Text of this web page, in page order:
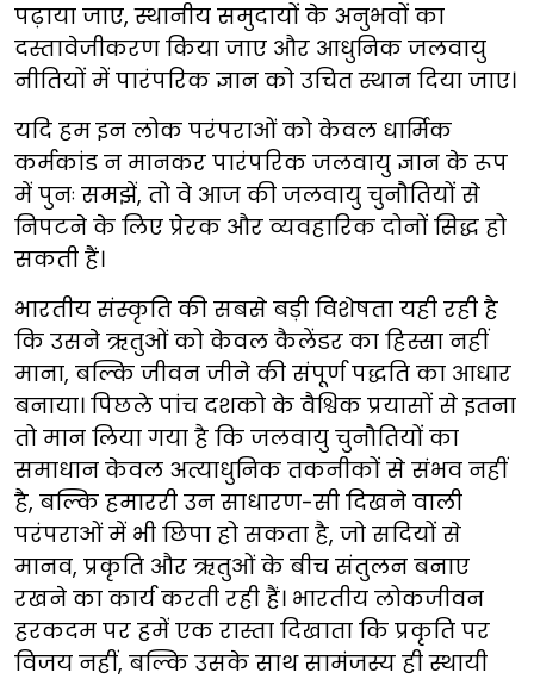
पढ़ाया जाए, स्थानीय समुदायों के अनुभवों का
दस्तावेजीकरण किया जाए और आधुनिक जलवायु
नीतियों में पारंपरिक ज्ञान को उचित स्थान दिया जाए।
यदि हम इन लोक परंपराओं को केवल धार्मिक
कर्मकांड न मानकर पारंपरिक जलवायु ज्ञान के रूप
में पुनः समझें, तो वे आज की जलवायु चुनौतियों से
निपटने के लिए प्रेरक और व्यवहारिक दोनों सिद्ध हो
सकती हैं।
भारतीय संस्कृति की सबसे बड़ी विशेषता यही रही है
कि उसने ऋतुओं को केवल कैलेंडर का हिस्सा नहीं
माना, बल्कि जीवन जीने की संपूर्ण पद्धति का आधार
बनाया। पिछले पांच दशको के वैश्विक प्रयासों से इतना
तो मान लिया गया है कि जलवायु चुनौतियों का
समाधान केवल अत्याधुनिक तकनीकों से संभव नहीं
है, बल्कि हमाररी उन साधारण-सी दिखने वाली
परंपराओं में भी छिपा हो सकता है, जो सदियों से
मानव, प्रकृति और ऋतुओं के बीच संतुलन बनाए
रखने का कार्य करती रही हैं। भारतीय लोकजीवन
हरकदम पर हमें एक रास्ता दिखाता कि प्रकृति पर
विजय नहीं, बल्कि उसके साथ सामंजस्य ही स्थायी